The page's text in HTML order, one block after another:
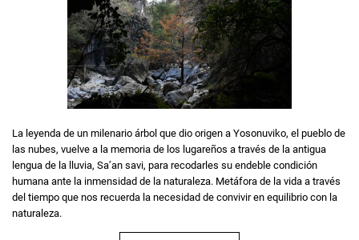
La leyenda de un milenario árbol que dio origen a Yosonuviko, el pueblo de
las nubes, vuelve a la memoria de los lugareños a través de la antigua
lengua de la lluvia, Sa’an savi, para recodarles su endeble condición
humana ante la inmensidad de la naturaleza. Metáfora de la vida a través
del tiempo que nos recuerda la necesidad de convivir en equilibrio con la
naturaleza.